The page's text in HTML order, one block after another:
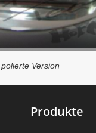
polierte Version
Produkte